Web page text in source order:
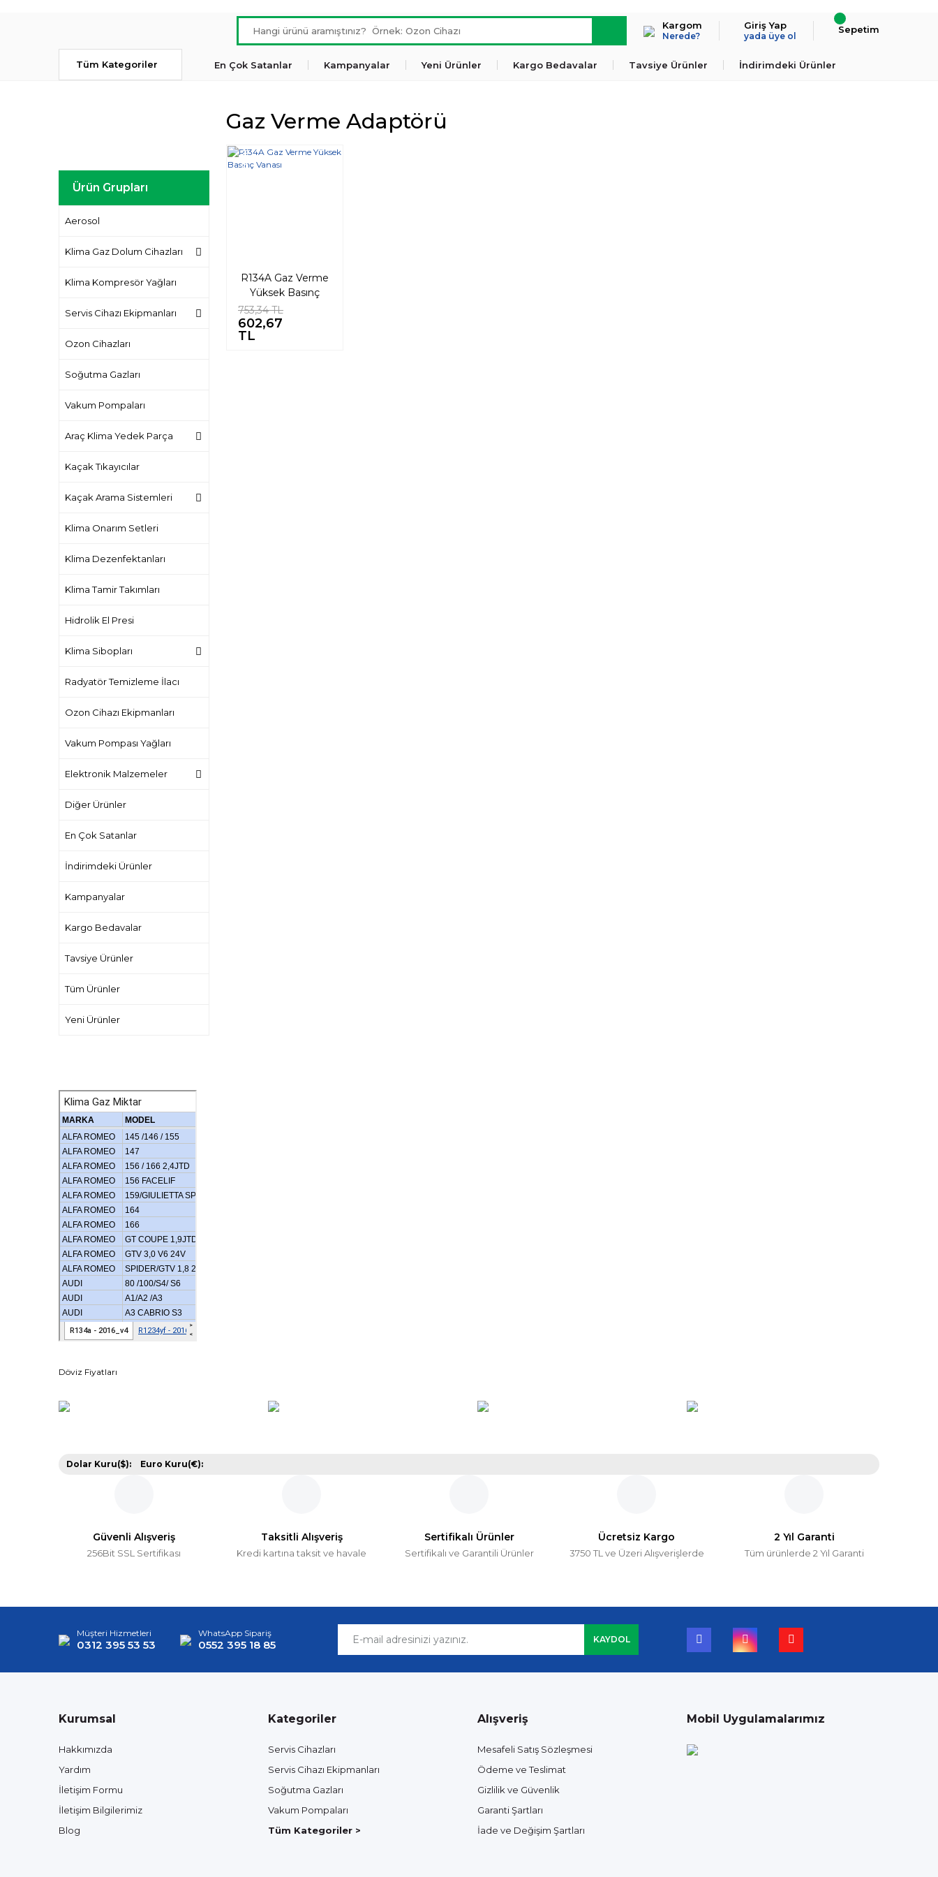
Kargom
Nerede?
Giriş Yap
yada üye ol
Sepetim
Tüm Kategoriler En Çok Satanlar Kampanyalar Yeni Ürünler Kargo Bedavalar Tavsiye Ürünler İndirimdeki Ürünler
Ürün Grupları
Aerosol
Klima Gaz Dolum Cihazları
Klima Kompresör Yağları
Servis Cihazı Ekipmanları
Ozon Cihazları
Soğutma Gazları
Vakum Pompaları
Araç Klima Yedek Parça
Kaçak Tıkayıcılar
Kaçak Arama Sistemleri
Klima Onarım Setleri
Klima Dezenfektanları
Klima Tamir Takımları
Hidrolik El Presi
Klima Sibopları
Radyatör Temizleme İlacı
Ozon Cihazı Ekipmanları
Vakum Pompası Yağları
Elektronik Malzemeler
Diğer Ürünler
En Çok Satanlar
İndirimdeki Ürünler
Kampanyalar
Kargo Bedavalar
Tavsiye Ürünler
Tüm Ürünler
Yeni Ürünler
Döviz Fiyatları
Gaz Verme Adaptörü
Yeni
R134A Gaz Verme
Yüksek Basınç
Vanası
753,34 TL
602,67
TL
Dolar Kuru($): Euro Kuru(€):
Güvenli Alışveriş
256Bit SSL Sertifikası
Taksitli Alışveriş
Kredi kartına taksit ve havale
Sertifikalı Ürünler
Sertifikalı ve Garantili Ürünler
Ücretsiz Kargo
3750 TL ve Üzeri Alışverişlerde
2 Yıl Garanti
Tüm ürünlerde 2 Yıl Garanti
Müşteri Hizmetleri
0312 395 53 53
WhatsApp Sipariş
0552 395 18 85 KAYDOL
Kurumsal
Hakkımızda
Yardım
İletişim Formu
İletişim Bilgilerimiz
Blog
Kategoriler
Servis Cihazları
Servis Cihazı Ekipmanları
Soğutma Gazları
Vakum Pompaları
Tüm Kategoriler >
Alışveriş
Mesafeli Satış Sözleşmesi
Ödeme ve Teslimat
Gizlilik ve Güvenlik
Garanti Şartları
İade ve Değişim Şartları
Mobil Uygulamalarımız